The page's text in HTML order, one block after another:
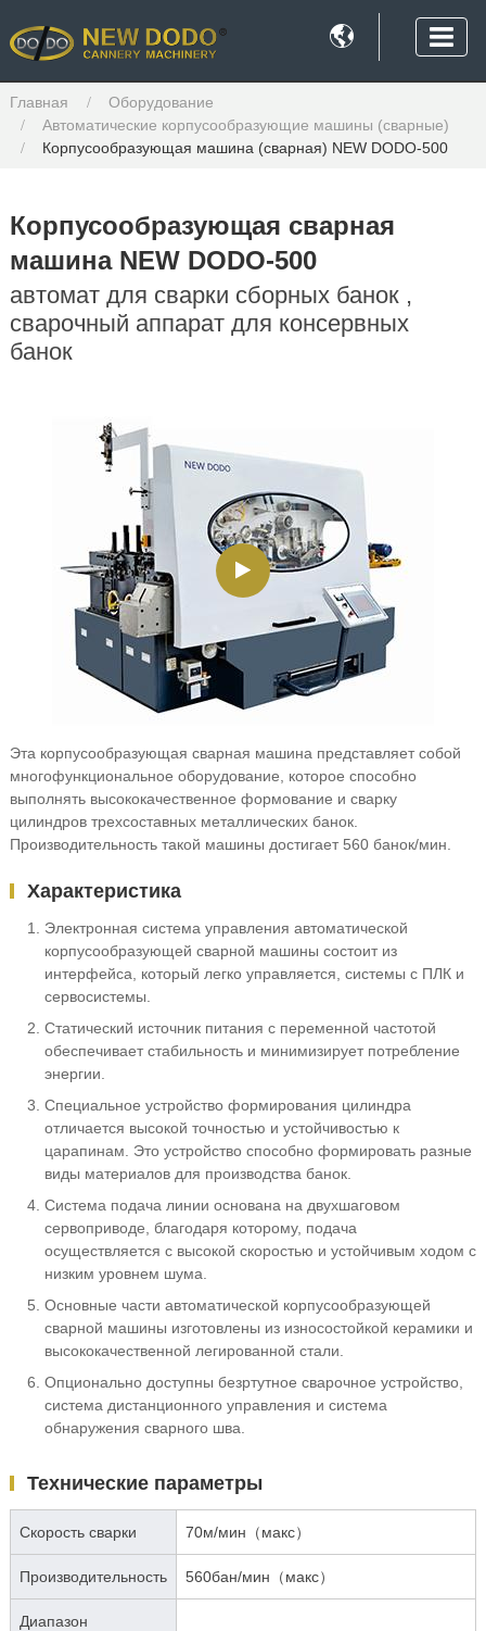

Главная
Оборудование
Автоматические корпусообразующие машины (сварные)
Корпусообразующая машина (сварная) NEW DODO-500
Корпусообразующая сварная
машина NEW DODO-500
автомат для сварки сборных банок ,
сварочный аппарат для консервных
банок
Эта корпусообразующая сварная машина представляет собой
многофункциональное оборудование, которое способно
выполнять высококачественное формование и сварку
цилиндров трехсоставных металлических банок.
Производительность такой машины достигает 560 банок/мин.
Характеристика
Электронная система управления автоматической
корпусообразующей сварной машины состоит из
интерфейса, который легко управляется, системы с ПЛК и
сервосистемы.
Статический источник питания с переменной частотой
обеспечивает стабильность и минимизирует потребление
энергии.
Специальное устройство формирования цилиндра
отличается высокой точностью и устойчивостью к
царапинам. Это устройство способно формировать разные
виды материалов для производства банок.
Система подача линии основана на двухшаговом
сервоприводе, благодаря которому, подача
осуществляется с высокой скоростью и устойчивым ходом с
низким уровнем шума.
Основные части автоматической корпусообразующей
сварной машины изготовлены из износостойкой керамики и
высококачественной легированной стали.
Опционально доступны безртутное сварочное устройство,
система дистанционного управления и система
обнаружения сварного шва.
Технические параметры
Скорость сварки 70м/мин（макс）
Производительность 560бан/мин（макс）
Диапазон